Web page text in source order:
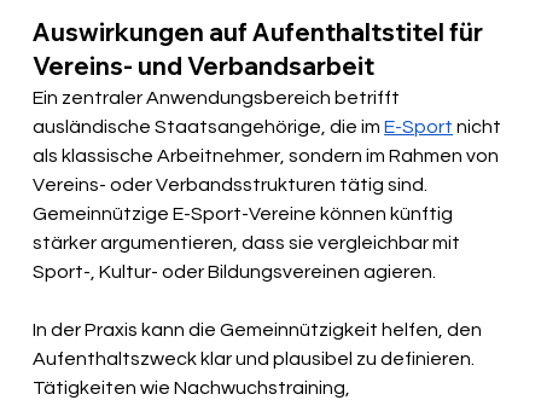
Auswirkungen auf Aufenthaltstitel für
Vereins- und Verbandsarbeit
Ein zentraler Anwendungsbereich betrifft
ausländische Staatsangehörige, die im E-Sport nicht
als klassische Arbeitnehmer, sondern im Rahmen von
Vereins- oder Verbandsstrukturen tätig sind.
Gemeinnützige E-Sport-Vereine können künftig
stärker argumentieren, dass sie vergleichbar mit
Sport-, Kultur- oder Bildungsvereinen agieren.
In der Praxis kann die Gemeinnützigkeit helfen, den
Aufenthaltszweck klar und plausibel zu definieren.
Tätigkeiten wie Nachwuchstraining,